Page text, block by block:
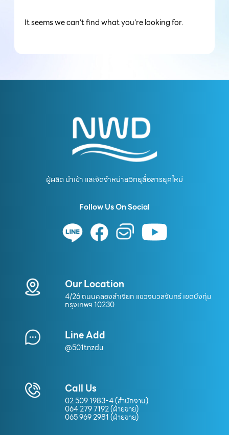
It seems we can't find what you're looking for.
ผู้ผลิต นำเข้า และจัดจำหน่ายวิทยุสื่อสารยุคใหม่
Follow Us On Social
Our Location
4/26 ถนนคลองลำเจียก แขวงนวลจันทร์ เขตบึงกุ่ม
กรุงเทพฯ 10230
Line Add
@501tnzdu
Call Us
02 509 1983-4 (สำนักงาน)
064 279 7192 (ฝ่ายขาย)
065 969 2981 (ฝ่ายขาย)